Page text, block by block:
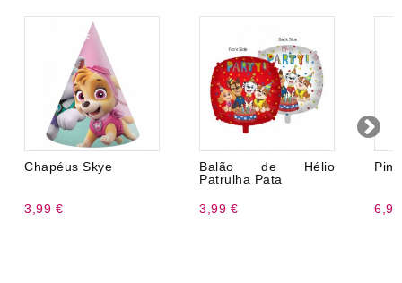
Chapéus Skye
3,99 €
Balão de Hélio
Patrulha Pata
3,99 €